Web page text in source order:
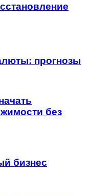
прогнозы
без
бизнес